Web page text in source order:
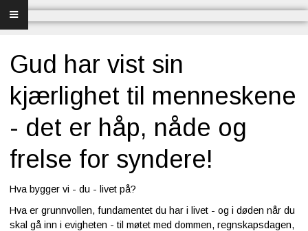
Forsiden
Menighet og misjon
Bibel og sang
Bibelen og Israel
Livet - merkedager
Gud har vist sin
kjærlighet til menneskene
- det er håp, nåde og
frelse for syndere!
Hva bygger vi - du - livet på?
Hva er grunnvollen, fundamentet du har i livet - og i døden når du
skal gå inn i evigheten - til møtet med dommen, regnskapsdagen,